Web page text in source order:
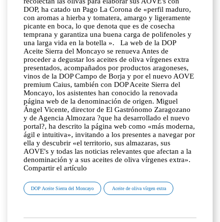
DOP, ha catado un Pago La Corona de «perfil maduro,
con aromas a hierba y tomatera, amargo y ligeramente
picante en boca, lo que denota que es de cosecha
temprana y garantiza una buena carga de polifenoles y
una larga vida en la botella ». La web de la DOP
Aceite Sierra del Moncayo se renueva Antes de
proceder a degustar los aceites de oliva vírgenes extra
presentados, acompañados por productos aragoneses,
vinos de la DOP Campo de Borja y por el nuevo AOVE
premium Caius, también con DOP Aceite Sierra del
Moncayo, los asistentes han conocido la renovada
página web de la denominación de origen. Miguel
Ángel Vicente, director de El Gastrónomo Zaragozano
y de Agencia Almozara ?que ha desarrollado el nuevo
portal?, ha descrito la página web como «más moderna,
ágil e intuitiva», invitando a los presentes a navegar por
ella y descubrir «el territorio, sus almazaras, sus
AOVE's y todas las noticias relevantes que afectan a la
denominación y a sus aceites de oliva vírgenes extra».
Compartir el artículo
DOP Aceite Sierra del Moncayo Aceite de oliva vírgen extra